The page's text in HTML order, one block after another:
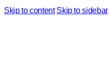
Skip to content Skip to sidebar